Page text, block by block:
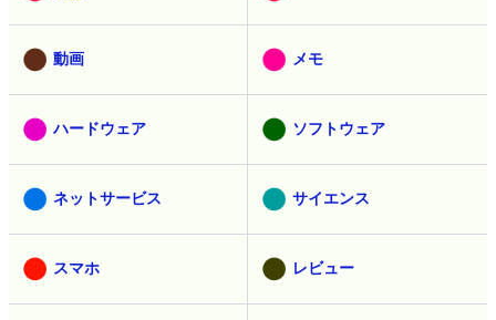
動画 メモ
ハードウェア ソフトウェア
ネットサービス サイエンス
スマホ レビュー